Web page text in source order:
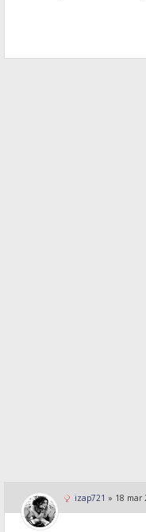
izap721 » 18 mar